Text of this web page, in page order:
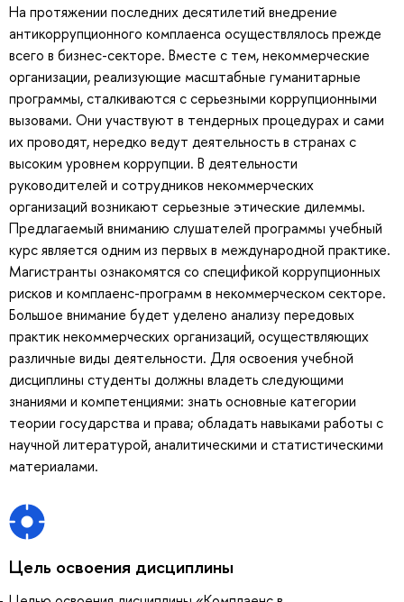
На протяжении последних десятилетий внедрение
антикоррупционного комплаенса осуществлялось прежде
всего в бизнес-секторе. Вместе с тем, некоммерческие
организации, реализующие масштабные гуманитарные
программы, сталкиваются с серьезными коррупционными
вызовами. Они участвуют в тендерных процедурах и сами
их проводят, нередко ведут деятельность в странах с
высоким уровнем коррупции. В деятельности
руководителей и сотрудников некоммерческих
организаций возникают серьезные этические дилеммы.
Предлагаемый вниманию слушателей программы учебный
курс является одним из первых в международной практике.
Магистранты ознакомятся со спецификой коррупционных
рисков и комплаенс-программ в некоммерческом секторе.
Большое внимание будет уделено анализу передовых
практик некоммерческих организаций, осуществляющих
различные виды деятельности. Для освоения учебной
дисциплины студенты должны владеть следующими
знаниями и компетенциями: знать основные категории
теории государства и права; обладать навыками работы с
научной литературой, аналитическими и статистическими
материалами.
Цель освоения дисциплины